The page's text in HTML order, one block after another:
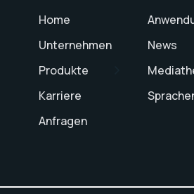
Home
Unternehmen
Produkte
Karriere
Anfragen
News